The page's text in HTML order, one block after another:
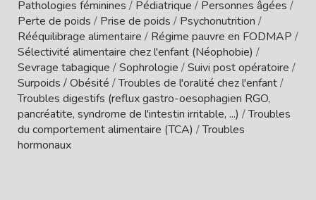
Pathologies féminines / Pédiatrique / Personnes âgées /
Perte de poids / Prise de poids / Psychonutrition /
Rééquilibrage alimentaire / Régime pauvre en FODMAP /
Sélectivité alimentaire chez l'enfant (Néophobie) /
Sevrage tabagique /Sophrologie /Suivi post opératoire /
Surpoids / Obésité /Troubles de l'oralité chez l'enfant/
Troubles digestifs (reflux gastro-oesophagien RGO,
pancréatite, syndrome de l'intestin irritable, ...) /Troubles
du comportement alimentaire (TCA) /Troubles
hormonaux